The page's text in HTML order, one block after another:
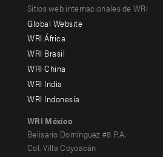
Footer
menu
-
Offices
Sitios web internacionales de WRI
Global Website
WRI África
WRI Brasil
WRI China
WRI India
WRI Indonesia
WRI México
Belisario Domínguez #8 P.A.
Col. Villa Coyoacán